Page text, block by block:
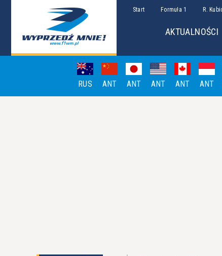
Start Formuła 1 R.
AKTUALNOŚCI
RUS ANT ANT ANT ANT ANT